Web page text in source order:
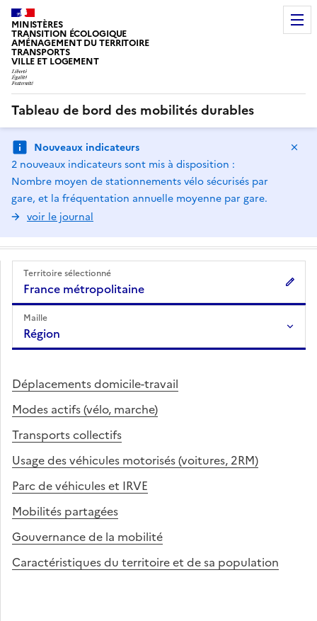
MINISTÈRES
TRANSITION ÉCOLOGIQUE
AMÉNAGEMENT DU TERRITOIRE
TRANSPORTS
VILLE ET LOGEMENT
Tableau de bord des mobilités durables
Nouveaux indicateurs
2 nouveaux indicateurs sont mis à disposition :
Nombre moyen de stationnements vélo sécurisés par
gare, et la fréquentation annuelle moyenne par gare.
voir le journal
Territoire sélectionné
France métropolitaine
Maille
Région
Déplacements domicile-travail
Modes actifs (vélo, marche)
Transports collectifs
Usage des véhicules motorisés (voitures, 2RM)
Parc de véhicules et IRVE
Mobilités partagées
Gouvernance de la mobilité
Caractéristiques du territoire et de sa population